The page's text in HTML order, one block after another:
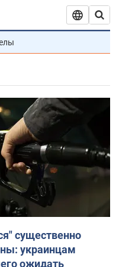
существенно
украинцам
ожидать